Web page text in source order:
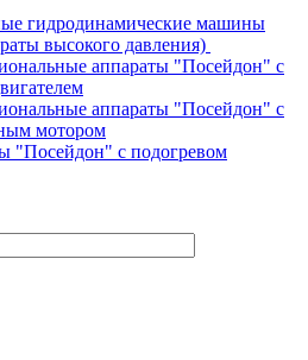
гидродинамические машины
высокого давления)
аппараты "Посейдон" с
аппараты "Посейдон" с
мотором
"Посейдон" с подогревом